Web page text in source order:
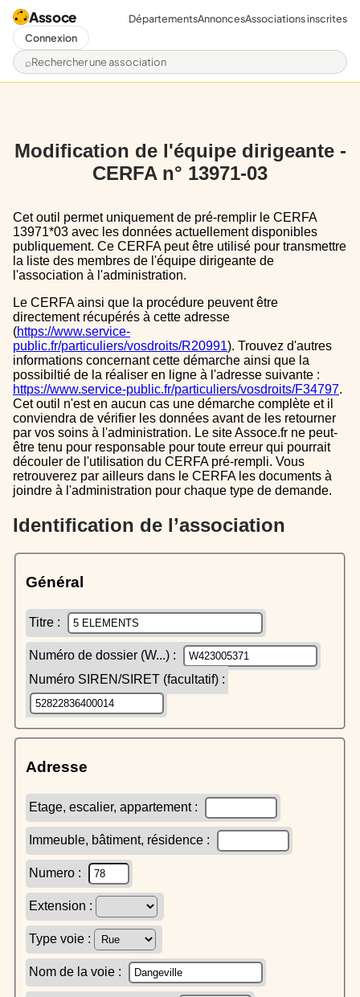
Assoce
Rechercher une association
DépartementsAnnoncesAssociations inscrites
Connexion
Modification de l'équipe dirigeante -
CERFA n° 13971-03
Cet outil permet uniquement de pré-remplir le CERFA
13971*03 avec les données actuellement disponibles
publiquement. Ce CERFA peut être utilisé pour transmettre
la liste des membres de l'équipe dirigeante de
l'association à l'administration.
Le CERFA ainsi que la procédure peuvent être
directement récupérés à cette adresse
(https://www.service-
public.fr/particuliers/vosdroits/R20991). Trouvez d'autres
informations concernant cette démarche ainsi que la
possibiltié de la réaliser en ligne à l'adresse suivante :
https://www.service-public.fr/particuliers/vosdroits/F34797.
Cet outil n'est en aucun cas une démarche complète et il
conviendra de vérifier les données avant de les retourner
par vos soins à l'administration. Le site Assoce.fr ne peut-
être tenu pour responsable pour toute erreur qui pourrait
découler de l'utilisation du CERFA pré-rempli. Vous
retrouverez par ailleurs dans le CERFA les documents à
joindre à l'administration pour chaque type de demande.
Identification de l’association
Général
Titre :
Numéro de dossier (W...) :
Numéro SIREN/SIRET (facultatif) :
Adresse
Etage, escalier, appartement :
Immeuble, bâtiment, résidence :
Numero :
Extension :
Type voie :
Nom de la voie :